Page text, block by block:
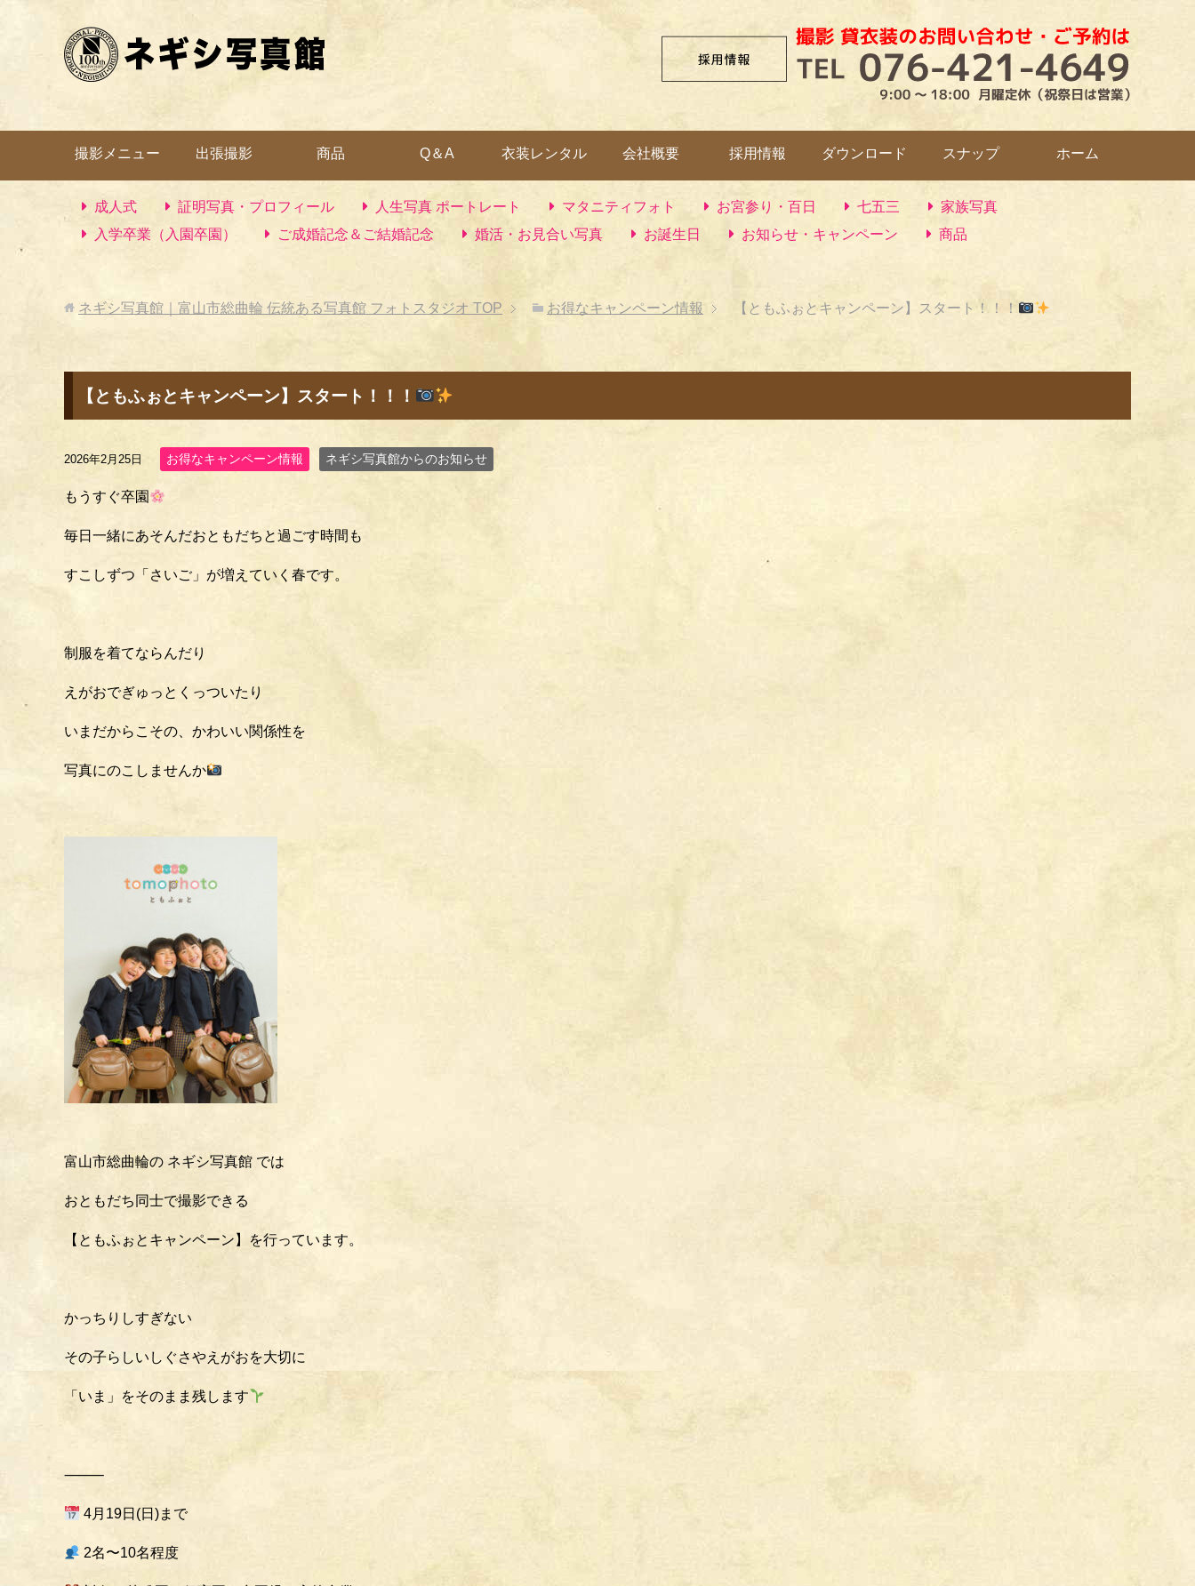
撮影メニュー 出張撮影 商品 Q＆A 衣装レンタル 会社概要 採用情報 ダウンロード スナップ ホーム
成人式 証明写真・プロフィール 人生写真 ポートレート マタニティフォト お宮参り・百日 七五三
家族写真
入学卒業（入園卒園）
ご成婚記念＆ご結婚記念 婚活・お見合い写真 お誕生日 お知らせ・キャンペーン 商品
ネギシ写真館｜富山市総曲輪 伝統ある写真館 フォトスタジオ TOP お得なキャンペーン情報 【ともふぉとキャンペーン】スタート！！！
【ともふぉとキャンペーン】スタート！！！
2026年2月25日 お得なキャンペーン情報 ネギシ写真館からのお知らせ
もうすぐ卒園
毎日一緒にあそんだおともだちと過ごす時間も
すこしずつ「さいご」が増えていく春です。
制服を着てならんだり
えがおでぎゅっとくっついたり
いまだからこその、かわいい関係性を
写真にのこしませんか
富山市総曲輪の ネギシ写真館 では
おともだち同士で撮影できる
【ともふぉとキャンペーン】を行っています。
かっちりしすぎない
その子らしいしぐさやえがおを大切に
「いま」をそのまま残します
⸻
4月19日(日)まで
2名〜10名程度